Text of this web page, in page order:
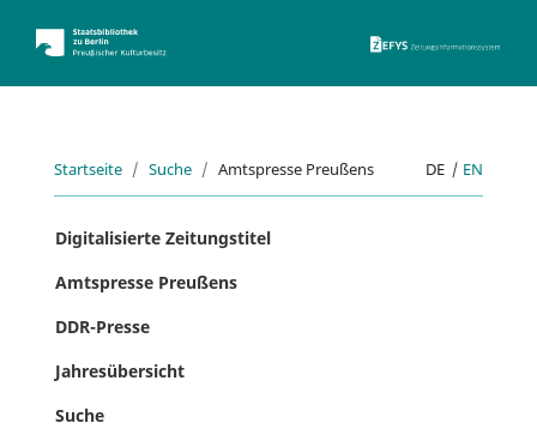
Startseite Suche Amtspresse Preußens DE | EN
Digitalisierte Zeitungstitel
Amtspresse Preußens
DDR-Presse
Jahresübersicht
Suche